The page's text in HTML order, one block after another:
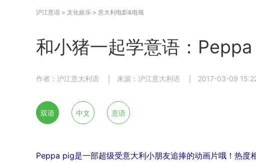
沪江意语 > 文化娱乐 > 意大利电影&电视
和小猪一起学意语：
作者：沪江意大利语 来源：沪江意大利语 2017-03-09
双语 中文 意语
Peppa pig是一部超级受意大利小朋友追捧的动画片哦！热度